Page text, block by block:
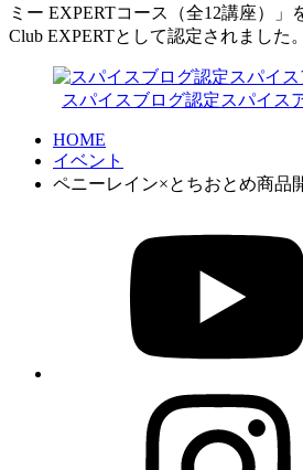
ミー EXPERTコース（全12講座）」
Club EXPERTとして認定されました。
スパイスブログ認定スパイス
HOME
イベント
ペニーレイン×とちおとめ商品